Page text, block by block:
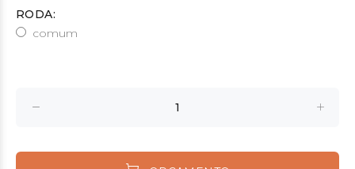
RODA:
comum